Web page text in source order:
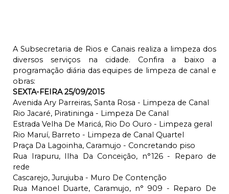
A Subsecretaria de Rios e Canais realiza a limpeza dos
diversos serviços na cidade. Confira a baixo a
programação diária das equipes de limpeza de canal e
obras:
SEXTA-FEIRA 25/09/2015
Avenida Ary Parreiras, Santa Rosa - Limpeza de Canal
Rio Jacaré, Piratininga - Limpeza De Canal
Estrada Velha De Maricá, Rio Do Ouro - Limpeza geral
Rio Maruí, Barreto - Limpeza de Canal Quartel
Praça Da Lagoinha, Caramujo - Concretando piso
Rua Irapuru, Ilha Da Conceição, n°126 - Reparo de
rede
Cascarejo, Jurujuba - Muro De Contenção
Rua Manoel Duarte, Caramujo, n° 909 - Reparo De